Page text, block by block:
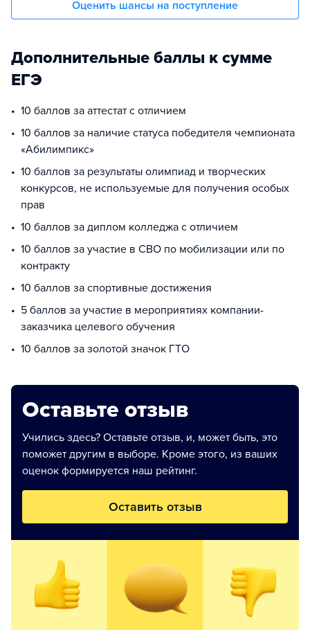
Оценить шансы на поступление
Дополнительные баллы к сумме
ЕГЭ
10 баллов за аттестат с отличием
10 баллов за наличие статуса победителя чемпионата
«Абилимпикс»
10 баллов за результаты олимпиад и творческих
конкурсов, не используемые для получения особых
прав
10 баллов за диплом колледжа с отличием
10 баллов за участие в СВО по мобилизации или по
контракту
10 баллов за спортивные достижения
5 баллов за участие в мероприятиях компании-
заказчика целевого обучения
10 баллов за золотой значок ГТО
Оставьте отзыв
Учились здесь? Оставьте отзыв, и, может быть, это
поможет другим в выборе. Кроме этого, из ваших
оценок формируется наш рейтинг.
Оставить отзыв